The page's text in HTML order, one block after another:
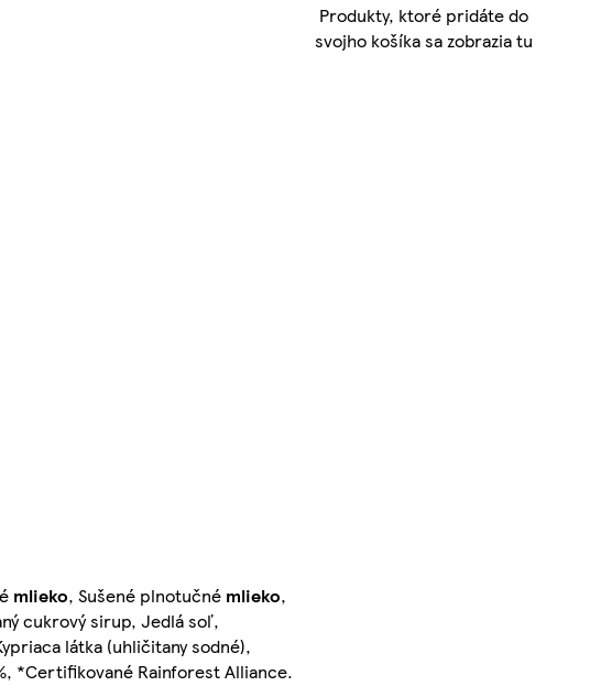
mlieko, Sušené plnotučné mlieko,
cukrový sirup, Jedlá soľ,
látka (uhličitany sodné),
*Certifikované Rainforest Alliance.
Produkty, ktoré pridáte do
svojho košíka sa zobrazia tu